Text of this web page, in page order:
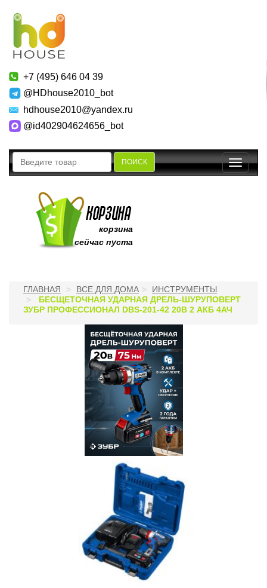
+7 (495) 646 04 39
@HDhouse2010_bot
hdhouse2010@yandex.ru
@id402904624656_bot
ПОИСК
Toggle
корзина
сейчас пуста
ГЛАВНАЯ ВСЕ ДЛЯ ДОМА
ИНСТРУМЕНТЫ
БЕСЩЕТОЧНАЯ УДАРНАЯ ДРЕЛЬ-ШУРУПОВЕРТ
ЗУБР ПРОФЕССИОНАЛ DBS-201-42 20В 2 АКБ 4АЧ